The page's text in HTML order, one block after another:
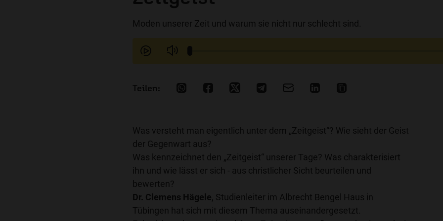
Moden unserer Zeit und warum sie nicht nur schlecht sind.
Was versteht man eigentlich unter dem „Zeitgeist“? Wie sieht der Geist
der Gegenwart aus?
Was kennzeichnet den „Zeitgeist“ unserer Tage? Was charakterisiert
ihn und wie lässt er sich - aus christlicher Sicht beurteilen und
bewerten?
Dr. Clemens Hägele , Studienleiter im Albrecht Bengel Haus in
Tübingen hat sich mit diesem Thema auseinandergesetzt.